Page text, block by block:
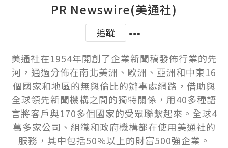
PR Newswire(美通社)
追蹤
美通社在1954年開創了企業新聞稿發佈行業的先
河，通過分佈在南北美洲、歐洲、亞洲和中東16
個國家和地區的無與倫比的辦事處網路，借助與
全球領先新聞機構之間的獨特關係，用40多種語
言將客戶與170多個國家的受眾聯繫起來。全球4
萬多家公司、組織和政府機構都在使用美通社的
服務，其中包括50%以上的財富500強企業。